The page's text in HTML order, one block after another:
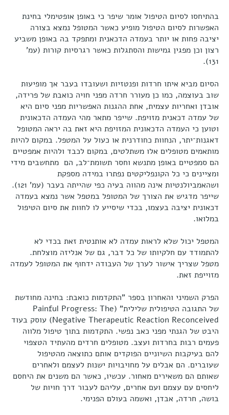
בהתיחסו לסיום הטיפול אומר שיפר כי באופן אופטימלי בחינת
האפשרות לסיום הטיפול מופיע כאשר המטופל נמצא בצורה
יציבה פחות או יותר בעמדה הדכאנית ומתפקד בה באופן משביע
רצון וכן מפגין גמישות והסתגלות כאשר רגרסיות קורות (עמ'
131).
הסיום מביא איתו חרדות ופנטזיות ושעובדו בעבר אך מופיעות
שוב בעוצמה, כמו כן מעורר חרדה מפני חויה כואבת של פרידה,
אובדן ואחריות עצמית, אחת ההגנות האפשריות מפני סיום היא
של עמדה דכאנית מזויפת. שייפר מתאר מהי העמדה הדכאונית
וטוען כי העמדה הדכאונית המזויפת היא זאת בה יראה המטופל
דאגנות־יתר, הנחוות כחודרנית או כעול על המטפל. במקום להיות
מותאמים מטופלים אלו משתלטים, במקום לכבד ולהיות אמפטיים
הם סמפטיים באופן מתנשא וחסר תשומת־לב, הם מתחשבים מידי
ומציינים כי כל הקונפליקטים נפתרו במידה מספקת
ושהאמביולנטיות אינה מהווה בעיה כפי שהייתה בעבר (עמ' 121).
שייפר מדגיש את הצורך של המטופל במטפל אשר נמצא בעמדה
דכאונית יציבה בעצמו, בכדי שיסייע לו לחוות את סיום הטיפול
במלואו.
המטפל יכול שלא לראות עמדה לא אותנטית זאת בכדי לא
להתמודד עם חלקיותו של כל דבר, גם של אנליזה מוצלחת.
מטפל שצריך אישור לערך של העבודה ידחוף את המטופל לעמדה
מזוייפת זאת.
הפרק השמיני והאחרון בספר "התקדמות כואבת: בחינה מחודשת
של התגובה הטיפולית שלילית" (Painful Progress: The
Negative Therapeutic Reaction Reconceived) עוסק בעוד
היבט של הגנתי מפני כאב נפשי. התקדמות בתוך טיפול מלווה
פעמים רבות בחרדות ועצב. מטופלים חרדים מהעתיד הטצפוי
להם בעיקבות השיוניים הפוקדים אותם כתוצאה מהטיפול
שעוברים. הם אבלים על מחויבויות ישנות לעצמם ולאחרים
שאותם הם משאירים מאחור. עכשיו, כאשר הם משנים את היחסם
ליחסים עם עצמם ועם אחרים, עליהם לעבור דרך חויות של
בושה, חרדה, אבדן, ואשמה בעולם הפנימי.